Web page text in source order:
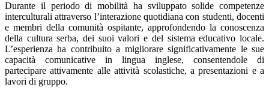
Durante il periodo di mobilità ha sviluppato solide competenze
interculturali attraverso l’interazione quotidiana con studenti, docenti
e membri della comunità ospitante, approfondendo la conoscenza
della cultura serba, dei suoi valori e del sistema educativo locale.
L’esperienza ha contribuito a migliorare significativamente le sue
capacità comunicative in lingua inglese, consentendole di
partecipare attivamente alle attività scolastiche, a presentazioni e a
lavori di gruppo.